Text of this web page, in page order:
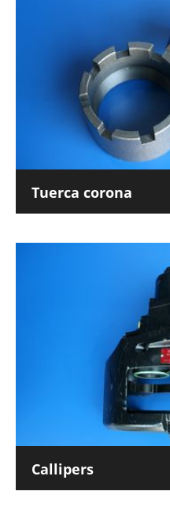
Tuerca corona
Callipers